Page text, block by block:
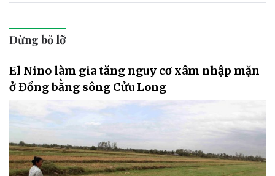
Đừng bỏ lỡ
El Nino làm gia tăng nguy cơ xâm nhập mặn
ở Đồng bằng sông Cửu Long